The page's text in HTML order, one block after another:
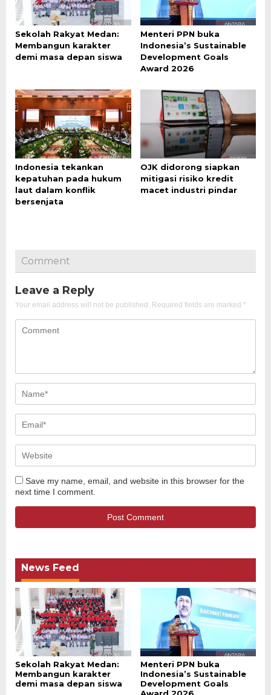
Sekolah Rakyat Medan:
Membangun karakter
demi masa depan siswa
Menteri PPN buka
Indonesia’s Sustainable
Development Goals
Award 2026
Indonesia tekankan
kepatuhan pada hukum
laut dalam konflik
bersenjata
OJK didorong siapkan
mitigasi risiko kredit
macet industri pindar
Comment
Leave a Reply
Your email address will not be published. Required fields are marked *
Save my name, email, and website in this browser for the
next time I comment.
News Feed
Sekolah Rakyat Medan:
Membangun karakter
demi masa depan siswa
Menteri PPN buka
Indonesia’s Sustainable
Development Goals